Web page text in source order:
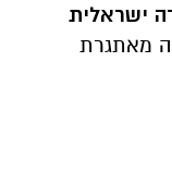
ישראלית
מאתגרת